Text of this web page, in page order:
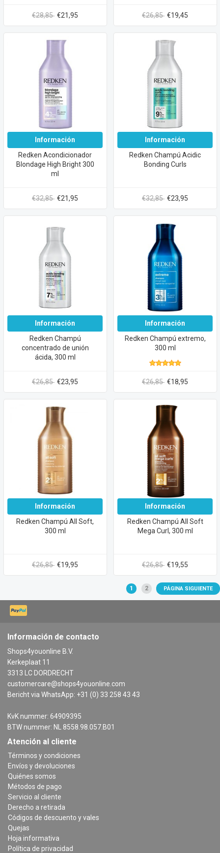
€28,85 €21,95 €26,85 €19,45
Información
Redken Acondicionador
Blondage High Bright 300
ml
€32,85 €21,95
Información
Redken Champú Acidic
Bonding Curls
€32,85 €23,95
Información
Redken Champú
concentrado de unión
ácida, 300 ml
€26,85 €23,95
Información
Redken Champú extremo,
300 ml
€26,85 €18,95
Información
Redken Champú All Soft,
300 ml
€26,85 €19,95
Información
Redken Champú All Soft
Mega Curl, 300 ml
€26,85 €19,55
1 2 PÁGINA SIGUIENTE
Información de contacto
Shops4youonline B.V.
Kerkeplaat 11
3313 LC DORDRECHT
customercare@shops4youonline.com
Bericht via WhatsApp: +31 (0) 33 258 43 43
KvK nummer: 64909395
BTW nummer: NL 8558.98.057.B01
Atención al cliente
Términos y condiciones
Envíos y devoluciones
Quiénes somos
Métodos de pago
Servicio al cliente
Derecho a retirada
Códigos de descuento y vales
Quejas
Hoja informativa
Política de privacidad